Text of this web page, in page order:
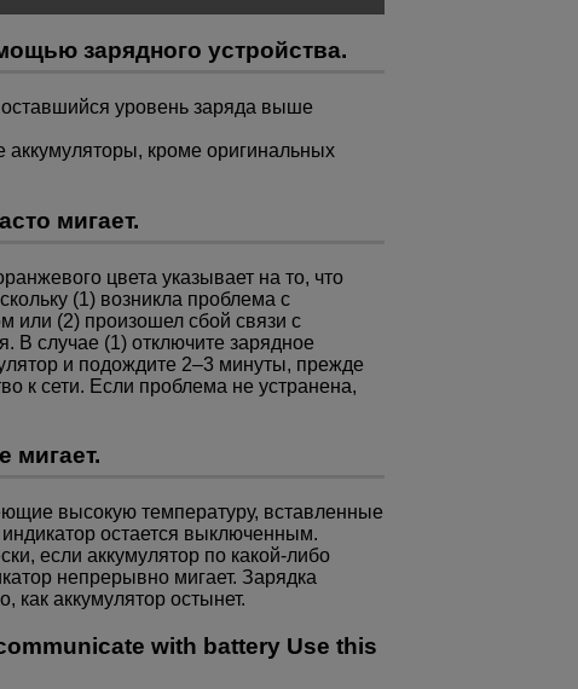
зарядного устройства.
уровень заряда выше
кроме оригинальных
мигает.
цвета указывает на то, что
(1) возникла проблема с
или (2) произошел сбой связи с
В случае (1) отключите зарядное
и подождите 2–3 минуты, прежде
к сети. Если проблема не устранена,
мигает.
высокую температуру, вставленные
остается выключенным.
если аккумулятор по какой-либо
непрерывно мигает. Зарядка
как аккумулятор остынет.
with battery Use this